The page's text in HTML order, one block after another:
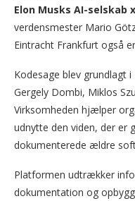
Elon Musks AI-selskab
verdensmester Mario
Eintracht Frankfurt også
Kodesage blev
Gergely Dombi, Miklos
Virksomheden hjælper
udnytte den viden, der er
dokumenterede ældre
Platformen udtrækker
dokumentation og